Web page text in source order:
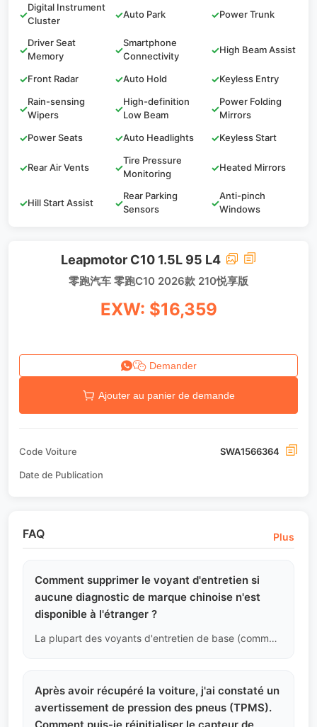
✓
Digital Instrument
Cluster
✓Auto Park ✓Power Trunk
✓
Driver Seat
Memory
✓
Smartphone
Connectivity
✓High Beam Assist
✓Front Radar ✓Auto Hold ✓Keyless Entry
✓
Rain-sensing
Wipers
✓
High-definition
Low Beam
✓
Power Folding
Mirrors
✓Power Seats ✓Auto Headlights ✓Keyless Start
✓Rear Air Vents ✓
Tire Pressure
Monitoring
✓Heated Mirrors
✓Hill Start Assist ✓
Rear Parking
Sensors
✓
Anti-pinch
Windows
Leapmotor C10 1.5L 95 L4
零跑汽车 零跑C10 2026款 210悦享版
EXW: $16,359
Demander
Ajouter au panier de demande
Code Voiture SWA1566364
Date de Publication
FAQ Plus
Comment supprimer le voyant d'entretien si
aucune diagnostic de marque chinoise n'est
disponible à l'étranger ?
La plupart des voyants d'entretien de base (comme le remplacement du filtre à air) peuvent être supprimés manuellement via une combinaison de touches sur le volant ou en mode ingénierie sur l'écran central. Nous fournirons un manuel interne pour ces opérations cachées à nos clients B2B.
Après avoir récupéré la voiture, j'ai constaté un
avertissement de pression des pneus (TPMS).